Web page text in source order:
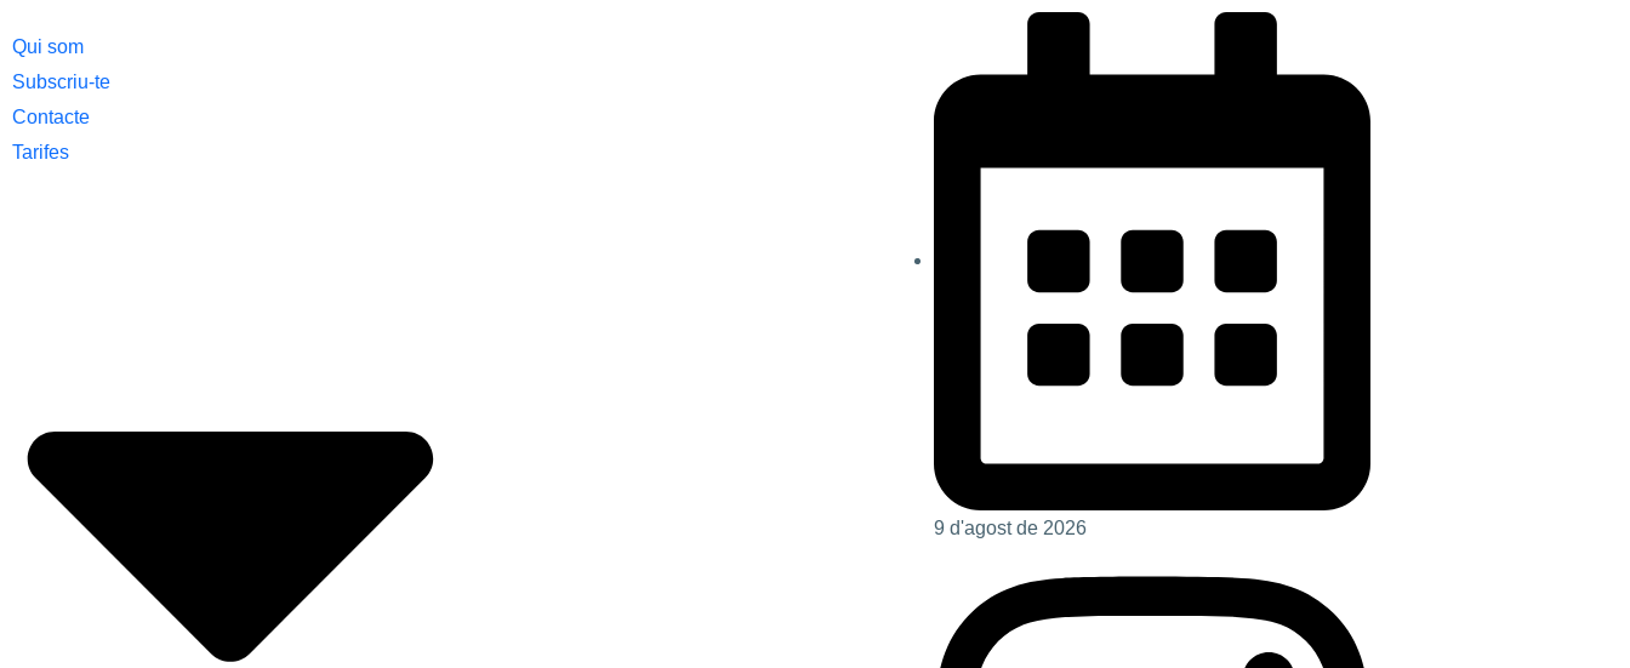
Qui som
Subscriu-te
Contacte
Tarifes
9 d'agost de 2026